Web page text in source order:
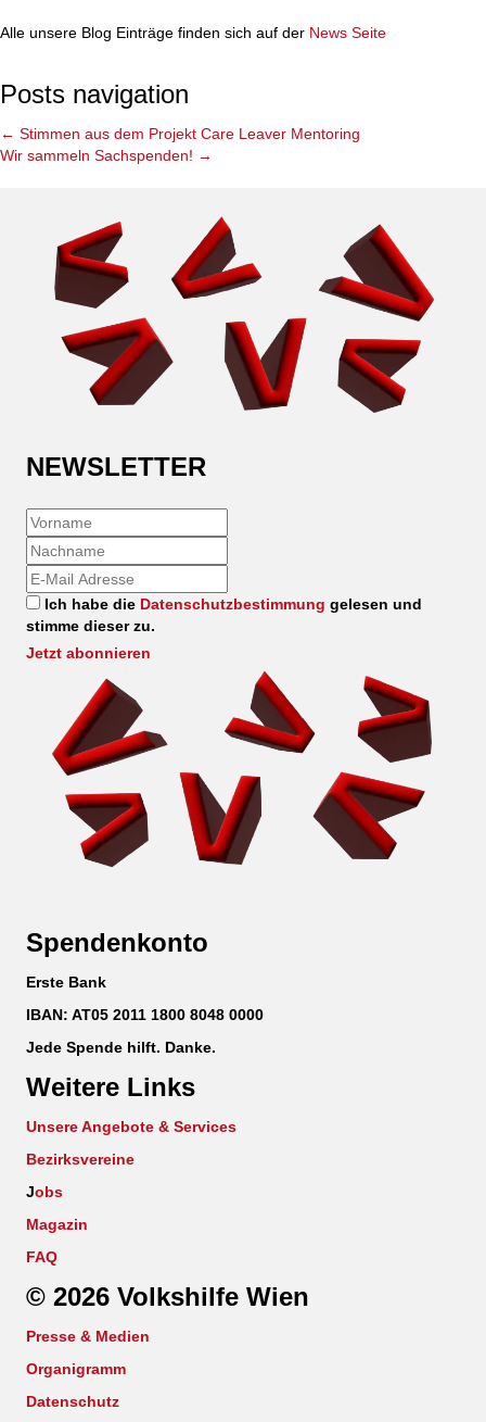
Alle unsere Blog Einträge finden sich auf der News Seite
Posts navigation
← Stimmen aus dem Projekt Care Leaver Mentoring
Wir sammeln Sachspenden! →
NEWSLETTER
Ich habe die Datenschutzbestimmung gelesen und
stimme dieser zu.
Jetzt abonnieren
Spendenkonto
Erste Bank
IBAN: AT05 2011 1800 8048 0000
Jede Spende hilft. Danke.
Weitere Links
Unsere Angebote & Services
Bezirksvereine
Jobs
Magazin
FAQ
© 2026 Volkshilfe Wien
Presse & Medien
Organigramm
Datenschutz